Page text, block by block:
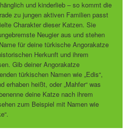
und kinderlieb – so kommt die
zu jungen aktiven Familien passt
Charakter dieser Katzen. Sie
Neugier aus und stehen
für deine türkische Angorakatze
Herkunft und ihrem
Gib deiner Angorakatze
türkischen Namen wie „Edis“,
erhaben heißt, oder „Mahfer“ was
deine Katze nach ihrem
zum Beispiel mit Namen wie